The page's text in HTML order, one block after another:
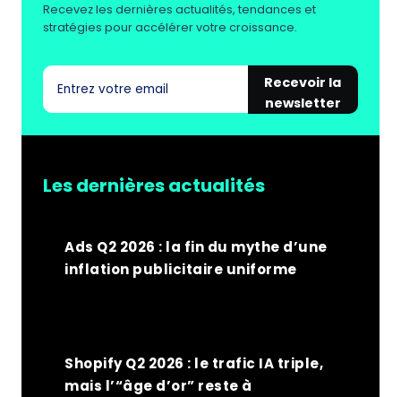
E-
COMMERCE
Recevez les dernières actualités, tendances et
stratégies pour accélérer votre croissance.
Recevoir la
newsletter
Les dernières actualités
Ads Q2 2026 : la fin du mythe d’une
inflation publicitaire uniforme
Shopify Q2 2026 : le trafic IA triple,
mais l’“âge d’or” reste à